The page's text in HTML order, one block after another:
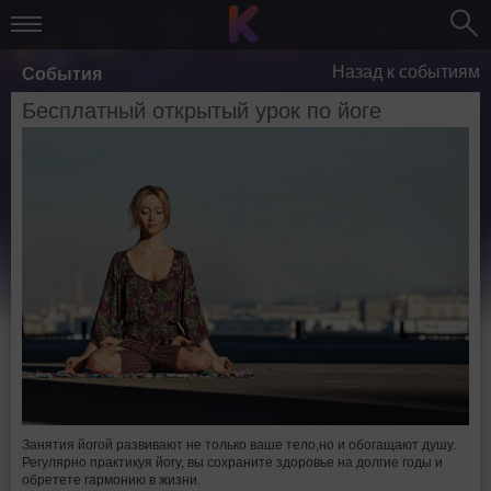
События Назад к событиям
Бесплатный открытый урок по йоге
Занятия йогой развивают не только ваше тело,но и обогащают душу.
Регулярно практикуя йогу, вы сохраните здоровье на долгие годы и
обретете гармонию в жизни.